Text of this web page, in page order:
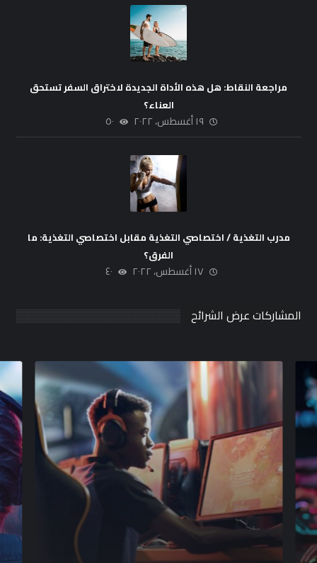
مراجعة النقاط: هل هذه الأداة الجديدة لاختراق السفر تستحق
العناء؟
١٩ أغسطس، ٢٠٢٢ ٥٠
مدرب التغذية / اختصاصي التغذية مقابل اختصاصي التغذية: ما
الفرق؟
١٧ أغسطس، ٢٠٢٢ ٤٠
المشاركات عرض الشرائح